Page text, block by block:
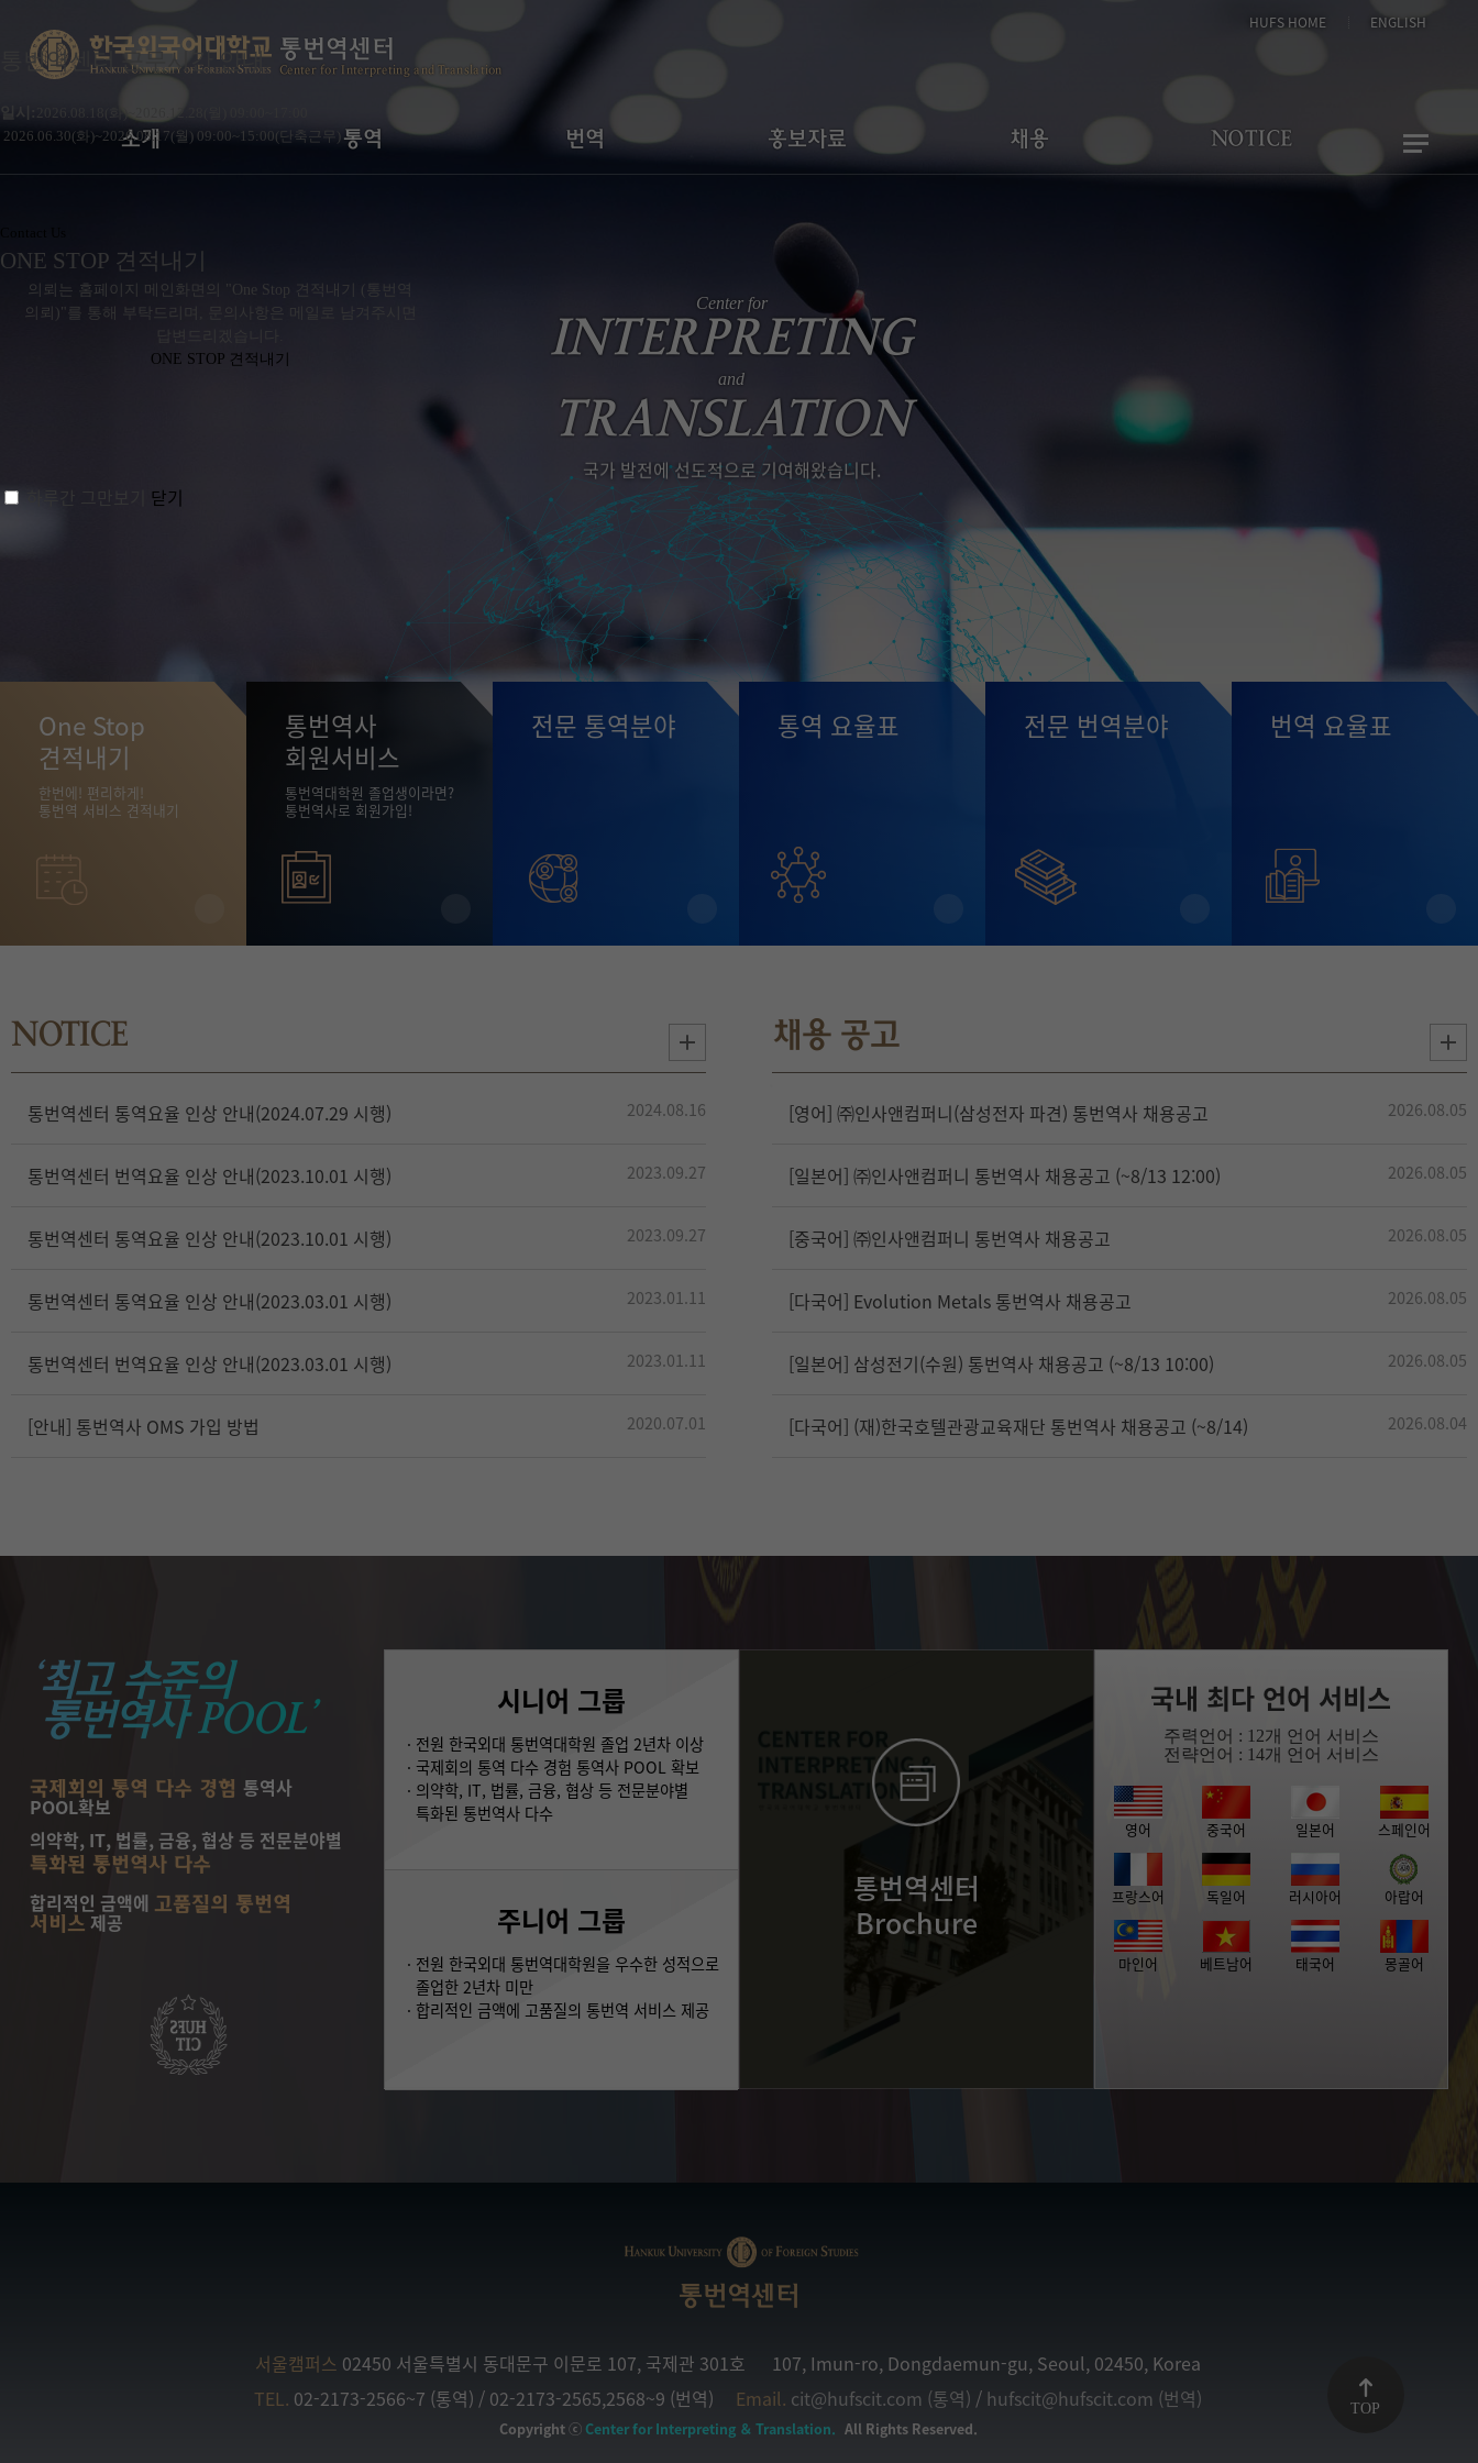
HUFS HOME ENGLISH
통번역센터
Center for Interpreting and Translation
소개
Strong Point
Contact Us
통역
통번역 계약직 요율
번역 홍보자료
주요 통번역 실적
채용 NOTICE
One Stop 견적내기
한번에! 편리하게!
통번역 서비스 견적내기
견적내기
One Stop
견적내기
한번에! 편리하게!
통번역 서비스 견적내기
통번역사
회원서비스
통번역대학원 졸업생이라면?
통번역사로 회원가입!
전문 통역분야 통역 요율표 전문 번역분야 번역 요율표
통번역센터 통역요율 인상 안내(2024.07.29 시행) 2024.08.16
통번역센터 번역요율 인상 안내(2023.10.01 시행) 2023.09.27
통번역센터 통역요율 인상 안내(2023.10.01 시행) 2023.09.27
통번역센터 통역요율 인상 안내(2023.03.01 시행) 2023.01.11
통번역센터 번역요율 인상 안내(2023.03.01 시행) 2023.01.11
[안내] 통번역사 OMS 가입 방법 2020.07.01
[영어] ㈜인사앤컴퍼니(삼성전자 파견) 통번역사 채용공고 2026.08.05
[일본어] ㈜인사앤컴퍼니 통번역사 채용공고 (~8/13 12:00) 2026.08.05
[중국어] ㈜인사앤컴퍼니 통번역사 채용공고 2026.08.05
[다국어] Evolution Metals 통번역사 채용공고 2026.08.05
[일본어] 삼성전기(수원) 통번역사 채용공고 (~8/13 10:00) 2026.08.05
[다국어] (재)한국호텔관광교육재단 통번역사 채용공고 (~8/14) 2026.08.04
.
‘최고 수준의
통번역사 POOL’
국제회의 통역 다수 경험 통역사
POOL확보
의약학, IT, 법률, 금융, 협상 등 전문분야별
특화된 통번역사 다수
합리적인 금액에 고품질의 통번역
서비스 제공
시니어 그룹
· 전원 한국외대 통번역대학원 졸업 2년차 이상
· 국제회의 통역 다수 경험 통역사 POOL 확보
· 의약학, IT, 법률, 금융, 협상 등 전문분야별
특화된 통번역사 다수
주니어 그룹
· 전원 한국외대 통번역대학원을 우수한 성적으로
졸업한 2년차 미만
· 합리적인 금액에 고품질의 통번역 서비스 제공
국내 최다 언어 서비스
주력언어 : 12개 언어 서비스
전략언어 : 14개 언어 서비스
영어 중국어 일본어 스페인어
프랑스어 독일어 러시아어 아랍어
마인어 베트남어 태국어 몽골어
통번역센터
Brochure
통번역센터
서울캠퍼스 02450 서울특별시 동대문구 이문로 107, 국제관 301호
107, Imun-ro, Dongdaemun-gu, Seoul, 02450, Korea
TEL. 02-2173-2566~7 (통역) / 02-2173-2565,2568~9 (번역) Email. cit@hufscit.com (통역) / hufscit@hufscit.com (번역)
Copyright ⓒ Center for Interpreting ＆ Translation. All Rights Reserved.
TOP
통번역센터 근무시간 안내
일시:
2026.08.18(화)~2026.12.28(월) 09:00~17:00
2026.06.30(화)~2026.08.17(월) 09:00~15:00(단축근무)
ONE STOP 견적내기
의뢰는 홈페이지 메인화면의 "One Stop 견적내기 (통번역
의뢰)"를 통해 부탁드리며, 문의사항은 메일로 남겨주시면
ONE STOP 견적내기
닫기